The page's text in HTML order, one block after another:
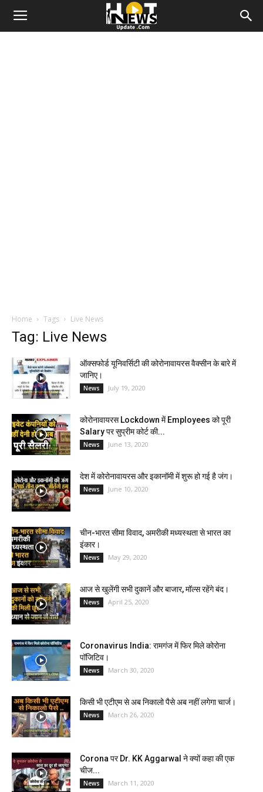
Home Tags Live News
Tag: Live News
ऑक्सफोर्ड यूनिवर्सिटी की कोरोनावायरस वैक्सीन के बारे में
जानिए।
News July 19, 2020
कोरोनावायरस Lockdown में Employees को पूरी
Salary पर सुप्रीम कोर्ट की...
News June 13, 2020
देश में कोरोनावायरस और इकानॉमी में शुरू हो गई है जंग।
News June 10, 2020
चीन-भारत सीमा विवाद, अमरीकी मध्यस्थता से भारत का
इंकार।
News May 29, 2020
आज से खुलेंगी सभी दुकानें और बाजार, मॉल्स रहेंगे बंद।
News April 25, 2020
Coronavirus India: रामगंज में फिर मिले कोरोना
पॉजिटिव।
News March 30, 2020
किसी भी एटीएम से अब निकालो पैसे अब नहीं लगेगा चार्ज।
News March 26, 2020
Corona पर Dr. KK Aggarwal ने क्यों कहा की एक
चीज...
News March 11, 2020